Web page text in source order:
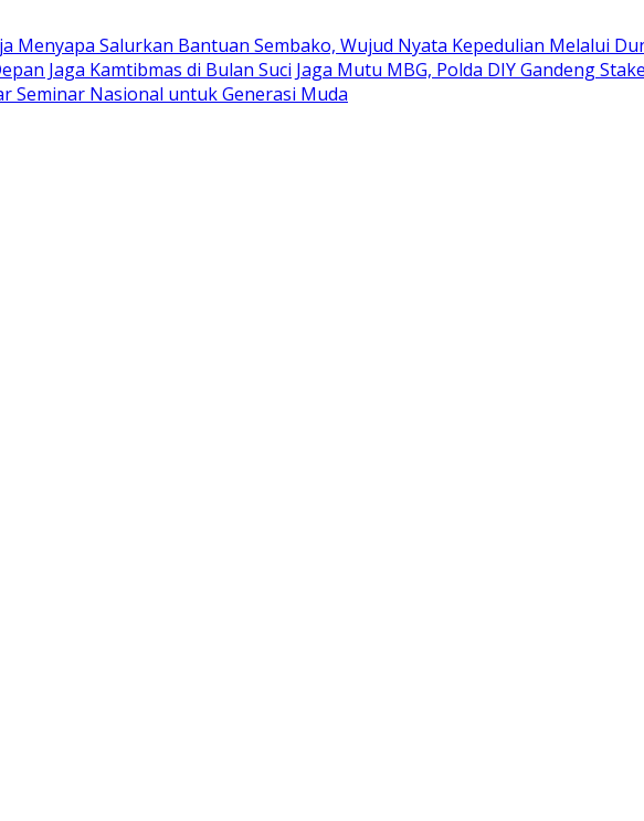
Menyapa Salurkan Bantuan Sembako, Wujud Nyata Kepedulian Melalui
Jaga Kamtibmas di Bulan Suci Jaga Mutu MBG, Polda DIY Gandeng
Seminar Nasional untuk Generasi Muda